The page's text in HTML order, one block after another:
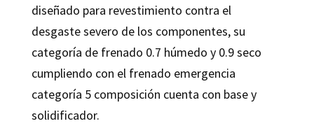
diseñado para revestimiento contra el
desgaste severo de los componentes, su
categoría de frenado 0.7 húmedo y 0.9 seco
cumpliendo con el frenado emergencia
categoría 5 composición cuenta con base y
solidificador.